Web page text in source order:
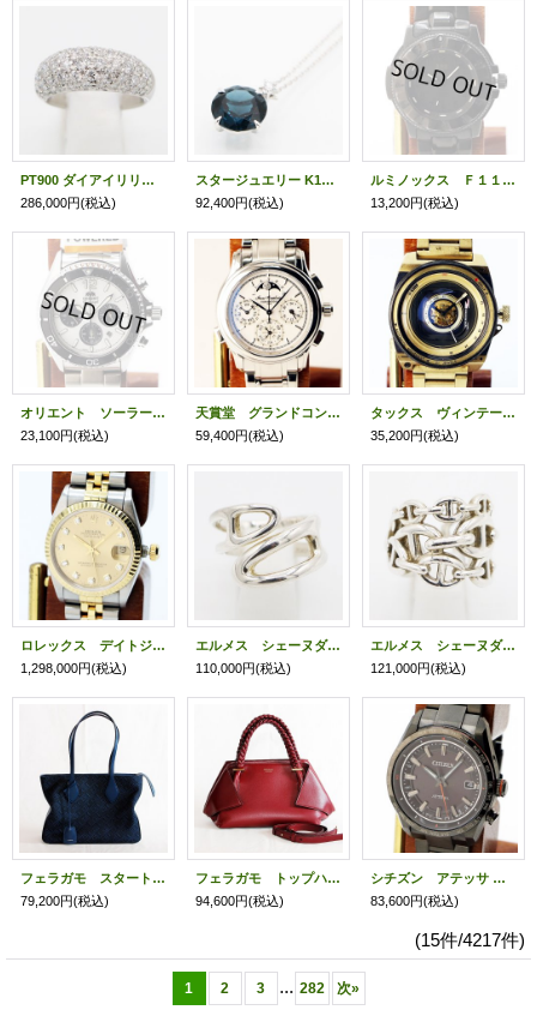
PT900 ダイアイリリング 2.00ct 9.10g
286,000円(税込)
スタージュエリー K18WG ブルートパーズダイアイリペンダントネックレス 0.03ct 4.00g
92,400円(税込)
ルミノックス Ｆ１１７ ３４０２ ブラックアウト 黒文字盤
13,200円(税込)
オリエント ソーラークロノ ＲＮ－ＴＸ０２０３Ｓ 白文字盤 黒インダイアル
23,100円(税込)
天賞堂 グランドコンプリケーション 白文字盤
59,400円(税込)
タックス ヴィンテージレンズ ＴＳ１８０３ＪＰ 黒文字盤
35,200円(税込)
ロレックス デイトジャスト ６８２７３Ｇ シャンパン文字盤 新１０Ｐ Ｗ番
1,298,000円(税込)
エルメス シェーヌダンクル ツイスト リング
110,000円(税込)
エルメス シェーヌダンクル アンシェネ GM リング
121,000円(税込)
フェラガモ スタートートバック 219934/001 ブルー
79,200円(税込)
フェラガモ トップハンドルバック（M） 21.9865/002 バーガンディ
94,600円(税込)
シチズン アテッサ アクトライン ワールドタイム ＣＢ０２８６－６１Ｅ 黒文字盤
83,600円(税込)
(15件/4217件)
1 2 3 ... 282 次»